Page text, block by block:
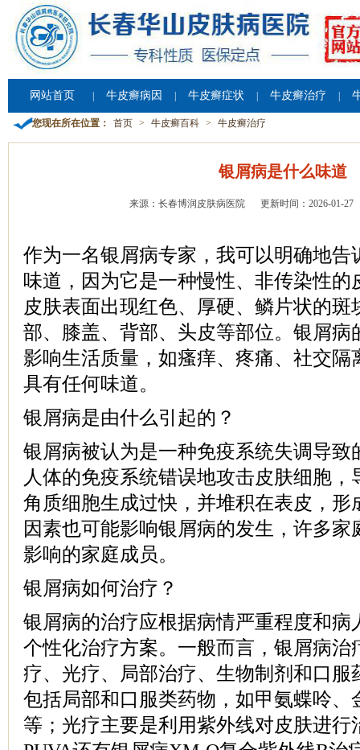
网站首页 牛皮癣病因 牛皮癣症状 牛皮癣治疗
您现在所在位置： 首页 > 牛皮癣百科 > 牛皮癣治疗
银屑病是什么味道
来源：长春博润皮肤病医院 更新时间：2026-01-27
作为一名银屑病专家，我可以明确地告
味道，因为它是一种慢性、非传染性的
皮肤表面出现红色、厚硬、鳞片状的斑
部、膝盖、背部、头皮等部位。银屑病
影响生活质量，如瘙痒、疼痛、社交隔
具有任何味道。
银屑病是由什么引起的？
银屑病被认为是一种免疫系统失调导致
人体的免疫系统错误地攻击皮肤细胞
角质细胞生成过快，并堆积在表皮，形
因素也可能影响银屑病的发生，许多家
影响的家庭成员。
银屑病如何治疗？
银屑病的治疗应根据病情严重程度和病
个性化治疗方案。一般而言，银屑病治
疗、光疗、局部治疗、生物制剂和口服
包括局部和口服类药物，如甲氨蝶呤、
等；光疗主要是利用紫外线对皮肤进行